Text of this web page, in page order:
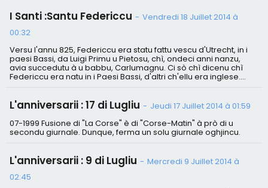
I Santi :Santu Federiccu - Vendredi 18 Juillet 2014 à
00:32
Versu l'annu 825, Federiccu era statu fattu vescu d'Utrecht, in i
paesi Bassi, da Luigi Primu u Pietosu, chì, ondeci anni nanzu,
avia succedutu à u babbu, Carlumagnu. Ci sò chì dicenu chì
Federiccu era natu in i Paesi Bassi, d'altri ch'ellu era inglese....
L'anniversarii : 17 di Lugliu - Jeudi 17 Juillet 2014 à 01:59
07-1999 Fusione di "La Corse" è di "Corse-Matin" à prò di u
secondu giurnale. Dunque, ferma un solu giurnale oghjincu.
L'anniversarii : 9 di Lugliu - Mercredi 9 Juillet 2014 à
02:45